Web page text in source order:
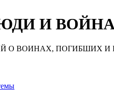
И ВОЙНА"
О ВОИНАХ, ПОГИБШИХ И